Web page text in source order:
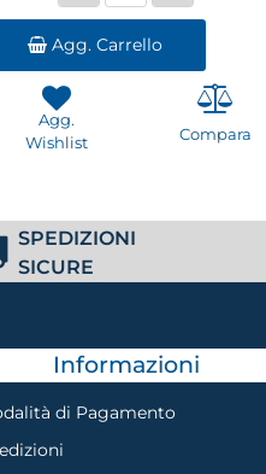
Agg. Carrello
Agg.
Wishlist
Compara
SPEDIZIONI
SICURE
Informazioni
di Pagamento